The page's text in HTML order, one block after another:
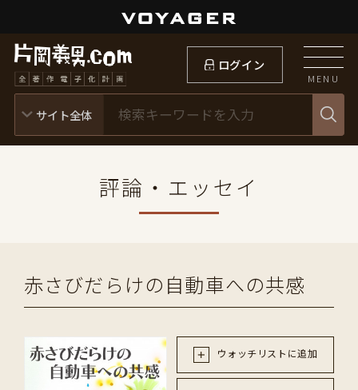
ログイン
MENU
評論・エッセイ
赤さびだらけの自動車への共感
ウォッチリストに追加